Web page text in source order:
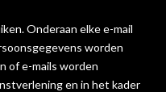
Onderaan elke e-mail
worden
of e-mails worden
en in het kader